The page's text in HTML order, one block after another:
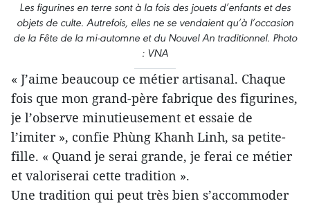
Les figurines en terre sont à la fois des jouets d’enfants et des
objets de culte. Autrefois, elles ne se vendaient qu’à l’occasion
de la Fête de la mi-automne et du Nouvel An traditionnel. Photo
: VNA
« J’aime beaucoup ce métier artisanal. Chaque
fois que mon grand-père fabrique des figurines,
je l’observe minutieusement et essaie de
l’imiter », confie Phùng Khanh Linh, sa petite-
fille. « Quand je serai grande, je ferai ce métier
et valoriserai cette tradition ».
Une tradition qui peut très bien s’accommoder